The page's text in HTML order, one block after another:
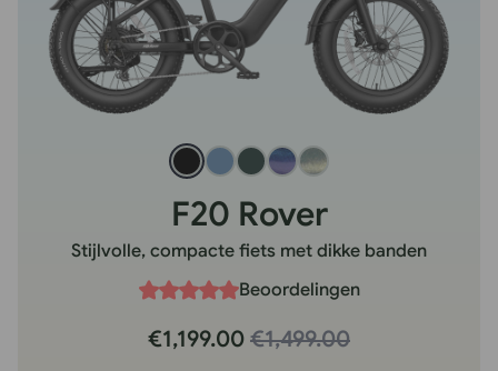
F20 Rover
Stijlvolle, compacte fiets met dikke banden
Beoordelingen
€1,199.00 €1,499.00